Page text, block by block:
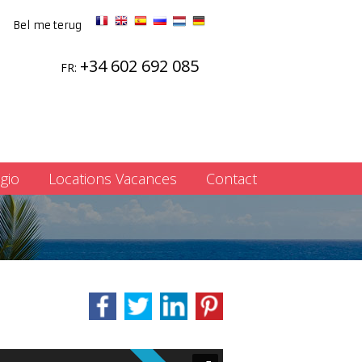
Bel me terug
FR: +34 602 692 085
Locations Vacances Contact